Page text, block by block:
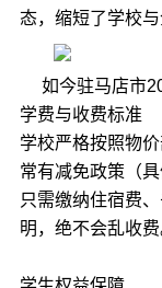
态，缩短了学校与
如今驻马店市
学费与收费标准​​
学校严格按照物
常有减免政策（
只需缴纳住宿费
明，绝不会乱收费